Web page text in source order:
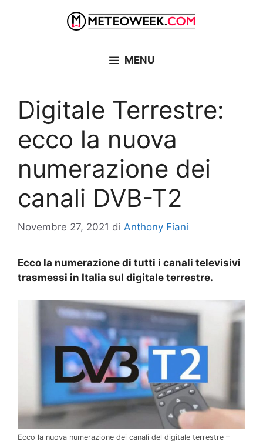
MENU
Digitale Terrestre:
ecco la nuova
numerazione dei
canali DVB-T2
Novembre 27, 2021 di Anthony Fiani
Ecco la numerazione di tutti i canali televisivi
trasmessi in Italia sul digitale terrestre.
Ecco la nuova numerazione dei canali del digitale terrestre –